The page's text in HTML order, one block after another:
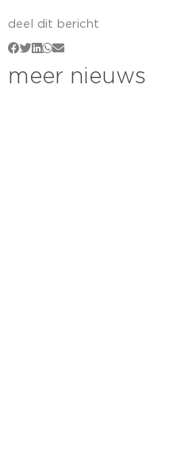
deel dit bericht
meer nieuws